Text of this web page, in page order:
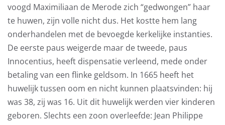
voogd Maximiliaan de Merode zich “gedwongen” haar
te huwen, zijn volle nicht dus. Het kostte hem lang
onderhandelen met de bevoegde kerkelijke instanties.
De eerste paus weigerde maar de tweede, paus
Innocentius, heeft dispensatie verleend, mede onder
betaling van een flinke geldsom. In 1665 heeft het
huwelijk tussen oom en nicht kunnen plaatsvinden: hij
was 38, zij was 16. Uit dit huwelijk werden vier kinderen
geboren. Slechts een zoon overleefde: Jean Philippe